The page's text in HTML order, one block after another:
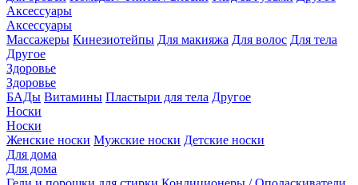
Аксессуары
Аксессуары
Массажеры Кинезиотейпы Для макияжа Для волос Для тела
Другое
Здоровье
Здоровье
БАДы Витамины Пластыри для тела Другое
Носки
Носки
Женские носки Мужские носки Детские носки
Для дома
Для дома